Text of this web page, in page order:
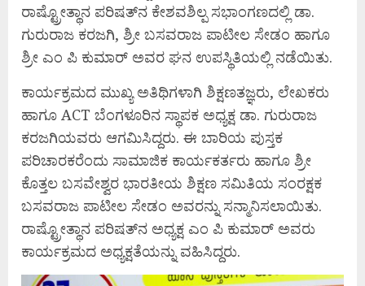
ರಾಷ್ಟ್ರೋತ್ಥಾನ ಪರಿಷತ್‌ನ ಕೇಶವಶಿಲ್ಪ ಸಭಾಂಗಣದಲ್ಲಿ ಡಾ.
ಗುರುರಾಜ ಕರಜಗಿ, ಶ್ರೀ ಬಸವರಾಜ ಪಾಟೀಲ ಸೇಡಂ ಹಾಗೂ
ಶ್ರೀ ಎಂ ಪಿ ಕುಮಾರ್ ಅವರ ಘನ ಉಪಸ್ಥಿತಿಯಲ್ಲಿ ನಡೆಯಿತು.
ಕಾರ್ಯಕ್ರಮದ ಮುಖ್ಯ ಅತಿಥಿಗಳಾಗಿ ಶಿಕ್ಷಣತಜ್ಞರು, ಲೇಖಕರು
ಹಾಗೂ ACT ಬೆಂಗಳೂರಿನ ಸ್ಥಾಪಕ ಅಧ್ಯಕ್ಷ ಡಾ. ಗುರುರಾಜ
ಕರಜಗಿಯವರು ಆಗಮಿಸಿದ್ದರು. ಈ ಬಾರಿಯ ಪುಸ್ತಕ
ಪರಿಚಾರಕರೆಂದು ಸಾಮಾಜಿಕ ಕಾರ್ಯಕರ್ತರು ಹಾಗೂ ಶ್ರೀ
ಕೊತ್ತಲ ಬಸವೇಶ್ವರ ಭಾರತೀಯ ಶಿಕ್ಷಣ ಸಮಿತಿಯ ಸಂರಕ್ಷಕ
ಬಸವರಾಜ ಪಾಟೀಲ ಸೇಡಂ ಅವರನ್ನು ಸನ್ಮಾನಿಸಲಾಯಿತು.
ರಾಷ್ಟ್ರೋತ್ಥಾನ ಪರಿಷತ್‍ನ ಅಧ್ಯಕ್ಷ ಎಂ ಪಿ ಕುಮಾರ್ ಅವರು
ಕಾರ್ಯಕ್ರಮದ ಅಧ‍್ಯಕ್ಷತೆಯನ್ನು ವಹಿಸಿದ್ದರು.